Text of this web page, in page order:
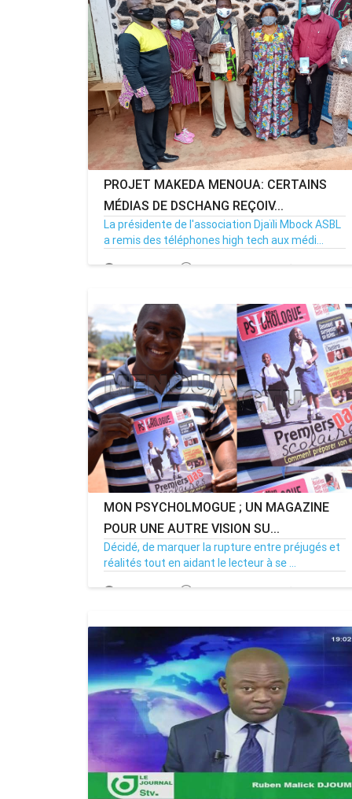
PROJET MAKEDA MENOUA: CERTAINS
MÉDIAS DE DSCHANG REÇOIV...
La présidente de l'association Djaïli Mbock ASBL
a remis des téléphones high tech aux médi...
20/03/21 Par MenouActu 0
MON PSYCHOLMOGUE ; UN MAGAZINE
POUR UNE AUTRE VISION SU...
Décidé, de marquer la rupture entre préjugés et
réalités tout en aidant le lecteur à se ...
30/09/17 Par MenouActu 0
MENOUACTU